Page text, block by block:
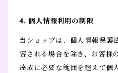
4. 個人情報利用の制限
当ショップは、個人情報保護
容される場合を除き、お客様
達成に必要な範囲を超えて個